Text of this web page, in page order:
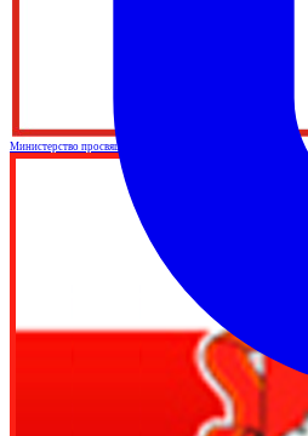
Министерство просвящения Российской Федерации